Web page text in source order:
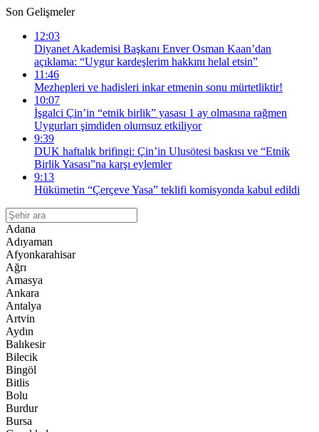
Son Gelişmeler
12:03
Diyanet Akademisi Başkanı Enver Osman Kaan’dan
açıklama: “Uygur kardeşlerim hakkını helal etsin”
11:46
Mezhepleri ve hadisleri inkar etmenin sonu mürtetliktir!
10:07
İşgalci Çin’in “etnik birlik” yasası 1 ay olmasına rağmen
Uygurları şimdiden olumsuz etkiliyor
9:39
DUK haftalık brifingi: Çin’in Ulusötesi baskısı ve “Etnik
Birlik Yasası”na karşı eylemler
9:13
Hükümetin “Çerçeve Yasa” teklifi komisyonda kabul edildi
Adana
Adıyaman
Afyonkarahisar
Ağrı
Amasya
Ankara
Antalya
Artvin
Aydın
Balıkesir
Bilecik
Bingöl
Bitlis
Bolu
Burdur
Bursa